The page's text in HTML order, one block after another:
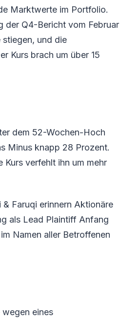
Marktwerte im Portfolio.
der Q4-Bericht vom Februar
und die
Kurs brach um über 15
dem 52-Wochen-Hoch
Minus knapp 28 Prozent.
verfehlt ihn um mehr
Faruqi erinnern Aktionäre
als Lead Plaintiff Anfang
Namen aller Betroffenen
wegen eines